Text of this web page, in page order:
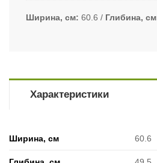
Ширина, см 60.6 Глибина, см
Характеристики
Ширина, см 60.6